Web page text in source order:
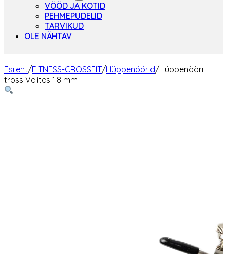
VÖÖD JA KOTID
PEHMEPUDELID
TARVIKUD
OLE NÄHTAV
Esileht/FITNESS-CROSSFIT/Hüppenöörid/Hüppenööri
tross Velites 1.8 mm